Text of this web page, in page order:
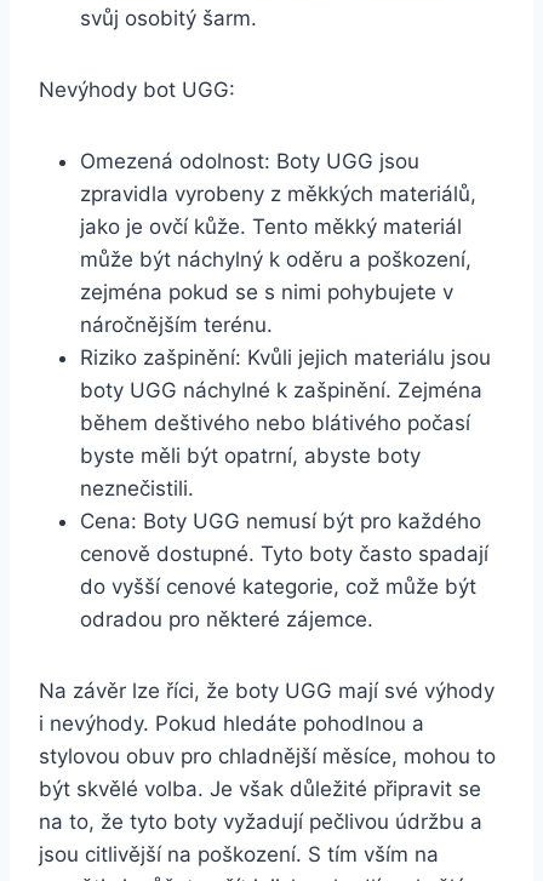
svůj osobitý ⁢šarm.
Nevýhody⁢ bot ‍UGG:
Omezená odolnost: Boty UGG jsou
zpravidla ‌vyrobeny z měkkých materiálů,
jako je ovčí kůže. Tento měkký materiál
může ​být náchylný k oděru a poškození,
zejména pokud se s nimi pohybujete v
náročnějším terénu.
Riziko zašpinění: Kvůli ⁣jejich ‍materiálu ‌jsou
⁢boty UGG náchylné ‌k ⁣zašpinění.‍ Zejména
během‌ deštivého ‍nebo blátivého počasí
byste měli být opatrní,​ abyste boty
neznečistili.
Cena: Boty UGG nemusí být ‌pro každého
cenově dostupné. Tyto boty často spadají⁤
do vyšší cenové kategorie, což může být
⁣odradou pro některé zájemce.
Na‍ závěr lze ⁤říci, že boty UGG mají ​své výhody
i nevýhody. Pokud hledáte pohodlnou⁣ a
stylovou obuv⁢ pro chladnější měsíce, mohou to
být skvělé volba.​ Je však důležité připravit se
‍na to, že tyto boty vyžadují pečlivou údržbu a
jsou citlivější‌ na poškození. S tím ⁤vším na⁤